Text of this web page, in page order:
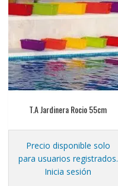
T.A Jardinera Rocio 55cm
Precio disponible solo
para usuarios registrados.
Inicia sesión